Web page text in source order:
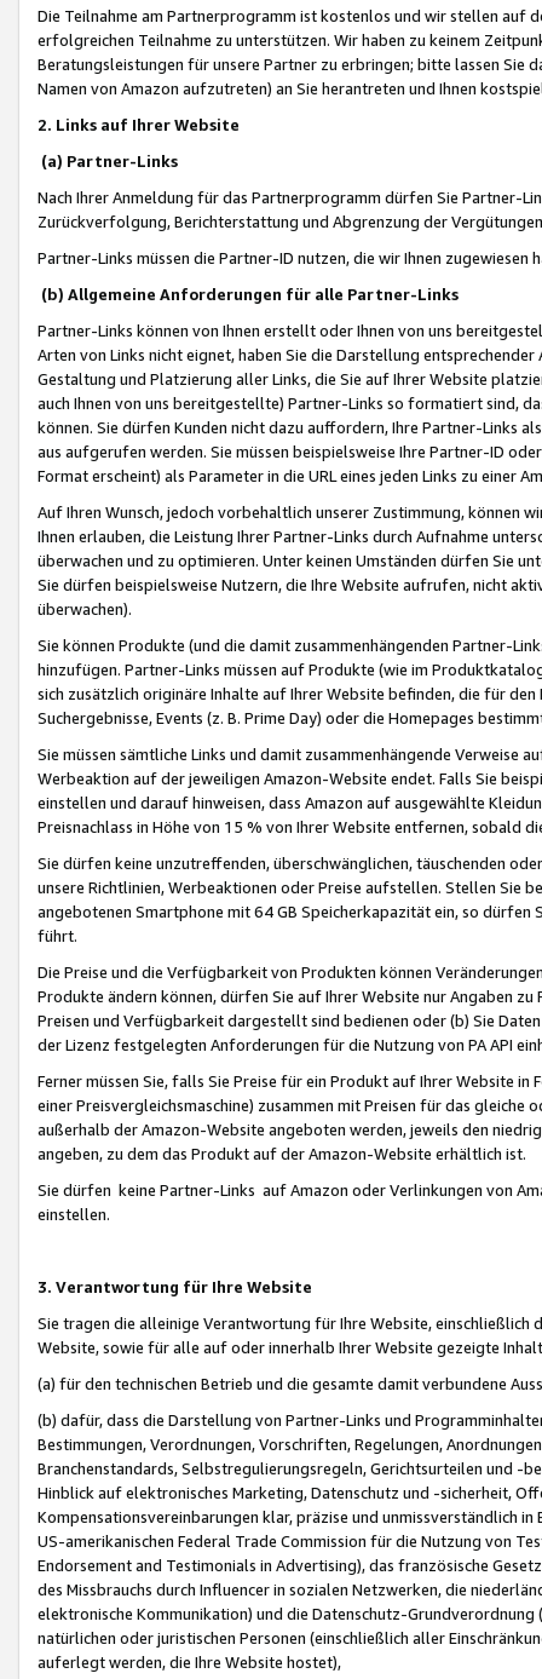
Die Teilnahme am Partnerprogramm ist kostenlos und wir stellen auf
erfolgreichen Teilnahme zu unterstützen. Wir haben zu keinem
Beratungsleistungen für unsere Partner zu erbringen; bitte lassen Sie
Namen von Amazon aufzutreten) an Sie herantreten und Ihnen
2. Links auf Ihrer Website
(a) Partner-Links
Nach Ihrer Anmeldung für das Partnerprogramm dürfen Sie Partner-
Zurückverfolgung, Berichterstattung und Abgrenzung der
Partner-Links müssen die Partner-ID nutzen, die wir Ihnen zugewiesen
(b) Allgemeine Anforderungen für alle Partner-Links
Partner-Links können von Ihnen erstellt oder Ihnen von uns
Arten von Links nicht eignet, haben Sie die Darstellung
Gestaltung und Platzierung aller Links, die Sie auf Ihrer Website
auch Ihnen von uns bereitgestellte) Partner-Links so formatiert sind,
können. Sie dürfen Kunden nicht dazu auffordern, Ihre Partner-Links
aus aufgerufen werden. Sie müssen beispielsweise Ihre Partner-ID
Format erscheint) als Parameter in die URL eines jeden Links zu einer
Auf Ihren Wunsch, jedoch vorbehaltlich unserer Zustimmung, können
Ihnen erlauben, die Leistung Ihrer Partner-Links durch Aufnahme
überwachen und zu optimieren. Unter keinen Umständen dürfen Sie
Sie dürfen beispielsweise Nutzern, die Ihre Website aufrufen, nicht
überwachen).
Sie können Produkte (und die damit zusammenhängenden Partner-
hinzufügen. Partner-Links müssen auf Produkte (wie im
sich zusätzlich originäre Inhalte auf Ihrer Website befinden, die für
Suchergebnisse, Events (z. B. Prime Day) oder die Homepages
Sie müssen sämtliche Links und damit zusammenhängende
Werbeaktion auf der jeweiligen Amazon-Website endet. Falls Sie
einstellen und darauf hinweisen, dass Amazon auf ausgewählte
Preisnachlass in Höhe von 15 % von Ihrer Website entfernen, sobald
Sie dürfen keine unzutreffenden, überschwänglichen, täuschenden
unsere Richtlinien, Werbeaktionen oder Preise aufstellen. Stellen Sie
angebotenen Smartphone mit 64 GB Speicherkapazität ein, so dürfen
führt.
Die Preise und die Verfügbarkeit von Produkten können
Produkte ändern können, dürfen Sie auf Ihrer Website nur Angaben
Preisen und Verfügbarkeit dargestellt sind bedienen oder (b) Sie
der Lizenz festgelegten Anforderungen für die Nutzung von PA API
Ferner müssen Sie, falls Sie Preise für ein Produkt auf Ihrer Website
einer Preisvergleichsmaschine) zusammen mit Preisen für das
außerhalb der Amazon-Website angeboten werden, jeweils den
angeben, zu dem das Produkt auf der Amazon-Website erhältlich ist.
Sie dürfen keine Partner-Links auf Amazon oder Verlinkungen von
einstellen.
3. Verantwortung für Ihre Website
Sie tragen die alleinige Verantwortung für Ihre Website,
Website, sowie für alle auf oder innerhalb Ihrer Website gezeigte
(a) für den technischen Betrieb und die gesamte damit verbundene
(b) dafür, dass die Darstellung von Partner-Links und
Bestimmungen, Verordnungen, Vorschriften, Regelungen,
Branchenstandards, Selbstregulierungsregeln, Gerichtsurteilen und -
Hinblick auf elektronisches Marketing, Datenschutz und -sicherheit,
Kompensationsvereinbarungen klar, präzise und unmissverständlich
US-amerikanischen Federal Trade Commission für die Nutzung von
Endorsement and Testimonials in Advertising), das französische
des Missbrauchs durch Influencer in sozialen Netzwerken, die
elektronische Kommunikation) und die Datenschutz-
natürlichen oder juristischen Personen (einschließlich aller
auferlegt werden, die Ihre Website hostet),